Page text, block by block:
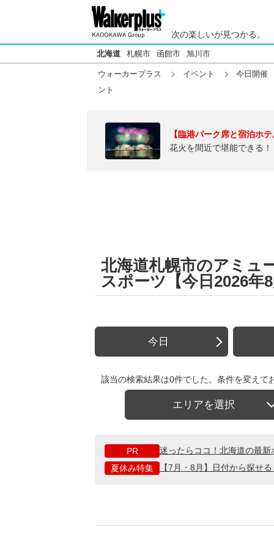
次の楽しいが見つかる。
北海道 札幌市 函館市 旭川市
ウォーカープラス イベント
今日開催
ント
【臨港パーク席と宿泊ホ
花火を間近で堪能できる
北海道札幌市のアミュ
スポーツ【今日2026年
今日
該当の検索結果は0件でした。条件を変えて
エリアを選択
PR
迷ったらココ！北海道の最
夏休み特集
【7月・8月】日付から探せ